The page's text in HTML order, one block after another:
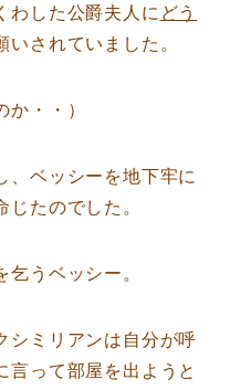
わした公爵夫人に どう
いされていました。
か・・）
、ベッシーを地下牢に
たのでした。
うベッシー。
シミリアンは自分が呼
言って部屋を出ようと